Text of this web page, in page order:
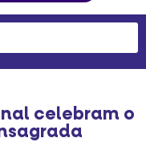
celebram o